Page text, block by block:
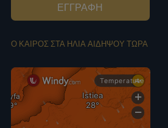
ΕΓΓΡΑΦΗ
Ο ΚΑΙΡΟΣ ΣΤΑ ΗΛΙΑ ΑΙΔΗΨΟΥ ΤΩΡΑ